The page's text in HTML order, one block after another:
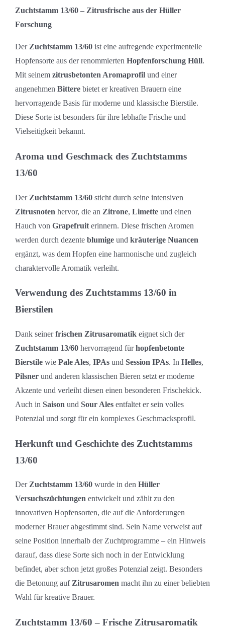
Zuchtstamm 13/60 – Zitrusfrische aus der Hüller
Forschung
Der Zuchtstamm 13/60 ist eine aufregende experimentelle
Hopfensorte aus der renommierten Hopfenforschung Hüll.
Mit seinem zitrusbetonten Aromaprofil und einer
angenehmen Bittere bietet er kreativen Brauern eine
hervorragende Basis für moderne und klassische Bierstile.
Diese Sorte ist besonders für ihre lebhafte Frische und
Vielseitigkeit bekannt.
Aroma und Geschmack des Zuchtstamms
13/60
Der Zuchtstamm 13/60 sticht durch seine intensiven
Zitrusnoten hervor, die an Zitrone, Limette und einen
Hauch von Grapefruit erinnern. Diese frischen Aromen
werden durch dezente blumige und kräuterige Nuancen
ergänzt, was dem Hopfen eine harmonische und zugleich
charaktervolle Aromatik verleiht.
Verwendung des Zuchtstamms 13/60 in
Bierstilen
Dank seinerfrischen Zitrusaromatik eignet sich der
Zuchtstamm 13/60 hervorragend fürhopfenbetonte
Bierstile wie Pale Ales, IPAs und Session IPAs. In Helles,
Pilsner und anderen klassischen Bieren setzt er moderne
Akzente und verleiht diesen einen besonderen Frischekick.
Auch in Saison und Sour Ales entfaltet er sein volles
Potenzial und sorgt für ein komplexes Geschmacksprofil.
Herkunft und Geschichte des Zuchtstamms
13/60
DerZuchtstamm 13/60 wurde in den Hüller
Versuchszüchtungen entwickelt und zählt zu den
innovativen Hopfensorten, die auf die Anforderungen
moderner Brauer abgestimmt sind. Sein Name verweist auf
seine Position innerhalb der Zuchtprogramme – ein Hinweis
darauf, dass diese Sorte sich noch in der Entwicklung
befindet, aber schon jetzt großes Potenzial zeigt. Besonders
die Betonung aufZitrusaromen macht ihn zu einer beliebten
Wahl für kreative Brauer.
Zuchtstamm 13/60 – Frische Zitrusaromatik